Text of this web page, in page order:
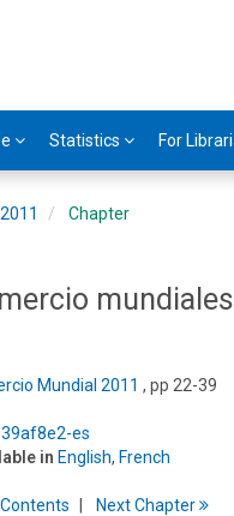
Statistics For
Chapter
Mundial 2011 , pp 22-39
es
in English, French
Contents NextChapter